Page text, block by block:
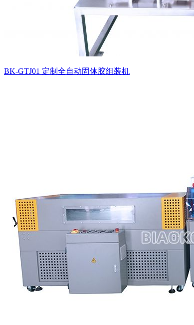
BK-GTJ01 定制全自动固体胶组装机